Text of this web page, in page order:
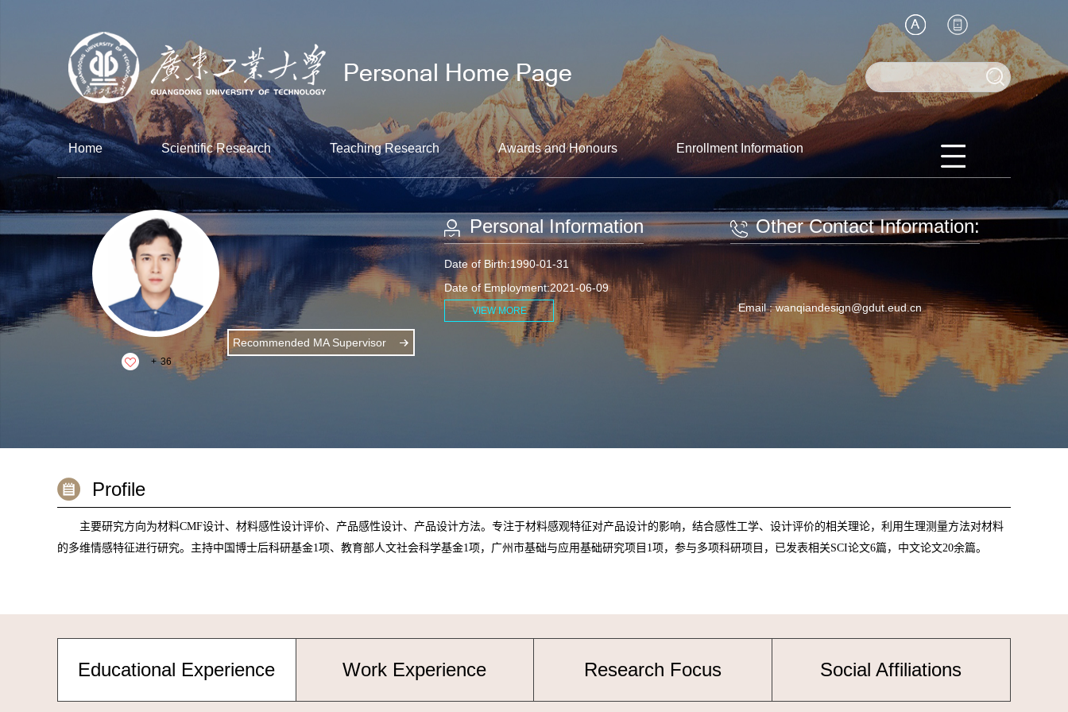
Home Scientific Research Teaching Research Awards and Honours Enrollment Information
+ 36
Recommended MA Supervisor
Personal Information
Date of Birth:1990-01-31
Date of Employment:2021-06-09
VIEW MORE
Other Contact Information:
Email :wanqiandesign@gdut.eud.cn
Profile
主要研究方向为材料CMF设计、材料感性设计评价、产品感性设计、产品设计方法。 专注于材料感观特征对产品设计的影响 ，结合感性工学、设计评价的相关理论，利用生理测量方法对材料
的多维情感特征进行研究。主持中国博士后科研基金1项、教育部人文社会科学基金1项，广州市基础与应用基础研究项目1项，参与多项科研项目，已发表相关SCI论文6篇，中文论文20余篇。
Educational Experience Work Experience Research Focus Social Affiliations